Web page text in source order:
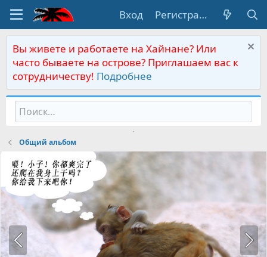
Вход Регистрация
Вы живете и работаете на Хайнане? Или
часто бываете на острове? Приглашаем вас к
сотрудничеству! Подробнее
Общий альбом